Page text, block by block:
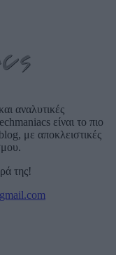
αναλυτικές
είναι το πιο
με αποκλειστικές
της!